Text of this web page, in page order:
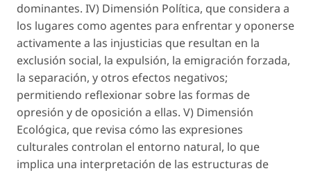
dominantes. IV) Dimensión Política, que considera a
los lugares como agentes para enfrentar y oponerse
activamente a las injusticias que resultan en la
exclusión social, la expulsión, la emigración forzada,
la separación, y otros efectos negativos;
permitiendo reflexionar sobre las formas de
opresión y de oposición a ellas. V) Dimensión
Ecológica, que revisa cómo las expresiones
culturales controlan el entorno natural, lo que
implica una interpretación de las estructuras de